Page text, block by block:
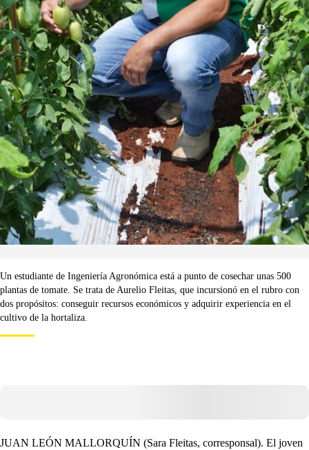
Un estudiante de Ingeniería Agronómica está a punto de cosechar unas 500
plantas de tomate. Se trata de Aurelio Fleitas, que incursionó en el rubro con
dos propósitos: conseguir recursos económicos y adquirir experiencia en el
cultivo de la hortaliza.
JUAN LEÓN MALLORQUÍN (Sara Fleitas, corresponsal). El joven